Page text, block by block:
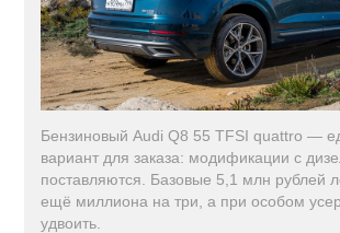
Бензиновый Audi Q8 55 TFSI quattro —
вариант для заказа: модификации с
поставляются. Базовые 5,1 млн рублей
ещё миллиона на три, а при особом
удвоить.